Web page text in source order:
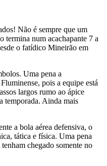
Não é sempre que um
termina num acachapante 7 a
o fatídico Mineirão em
Uma pena a
pois a equipe está
largos rumo ao ápice
temporada. Ainda mais
a bola aérea defensiva, o
tática e física. Uma pena
chegado somente no